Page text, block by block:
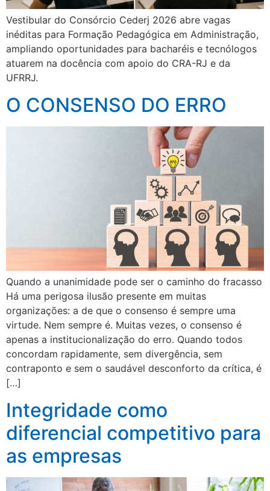
Vestibular do Consórcio Cederj 2026 abre vagas
inéditas para Formação Pedagógica em Administração,
ampliando oportunidades para bacharéis e tecnólogos
atuarem na docência com apoio do CRA-RJ e da
UFRRJ.
O CONSENSO DO ERRO
Quando a unanimidade pode ser o caminho do fracasso
Há uma perigosa ilusão presente em muitas
organizações: a de que o consenso é sempre uma
virtude. Nem sempre é. Muitas vezes, o consenso é
apenas a institucionalização do erro. Quando todos
concordam rapidamente, sem divergência, sem
contraponto e sem o saudável desconforto da crítica, é
[…]
Integridade como
diferencial competitivo para
as empresas